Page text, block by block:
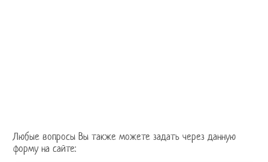
Любые вопросы Вы также можете задать через данную
форму на сайте: